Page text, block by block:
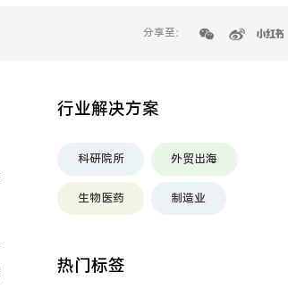
分享至：
行业解决方案
科研院所 外贸出海
生物医药 制造业
热门标签